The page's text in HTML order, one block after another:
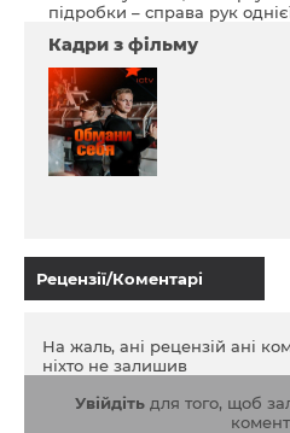
підробки – справа рук
Кадри з фільму
Рецензії/Коментарі
На жаль, ані рецензій ані
ніхто не залишив
Увійдітьдля того, щоб